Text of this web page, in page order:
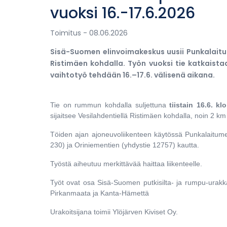
vuoksi 16.-17.6.2026
Toimitus - 08.06.2026
Sisä-Suomen elinvoimakeskus uusii
Ristimäen kohdalla. Työn vuoksi tie
vaihtotyö tehdään 16.–17.6. välisenä aikana.
Tie on rummun kohdalla suljettunatiistain 16.6.
sijaitsee Vesilahdentiellä Ristimäen kohdalla, noin 2
Töiden ajan ajoneuvoliikenteen käytössä
230) ja Oriniementien (yhdystie 12757) kautta.
Työstä aiheutuu merkittävää haittaa liikenteelle.
Työt ovat osa Sisä-Suomen putkisilta- ja rumpu-
Pirkanmaata ja Kanta-Hämettä
Urakoitsijana toimii Ylöjärven Kiviset Oy.